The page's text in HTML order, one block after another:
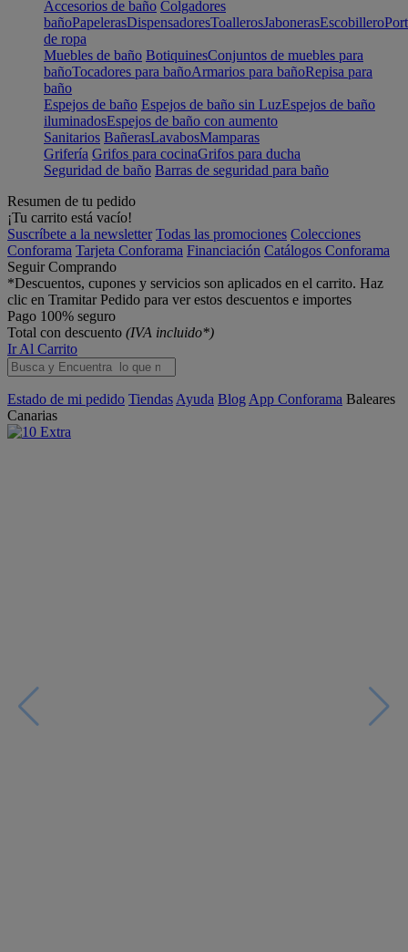
Accesorios de baño Colgadores
bañoPapelerasDispensadoresToallerosJabonerasEscobillero
de ropa
Muebles de baño BotiquinesConjuntos de muebles para
bañoTocadores para bañoArmarios para bañoRepisa para
baño
Espejos de baño Espejos de baño sin LuzEspejos de baño
iluminadosEspejos de baño con aumento
Sanitarios BañerasLavabosMamparas
Grifería Grifos para cocinaGrifos para ducha
Seguridad de baño Barras de seguridad para baño
Resumen de tu pedido
¡Tu carrito está vacío!
Suscríbete a la newsletter Todas las promociones Colecciones
Conforama Tarjeta Conforama Financiación Catálogos Conforama
Seguir Comprando
*Descuentos, cupones y servicios son aplicados en el carrito. Haz
clic en Tramitar Pedido para ver estos descuentos e importes
Pago 100% seguro
Total con descuento (IVA incluido*)
Ir Al Carrito
Estado de mi pedido Tiendas Ayuda Blog App Conforama Baleares
Canarias